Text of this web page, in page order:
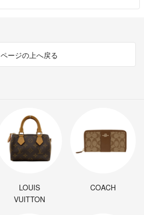
ページの上へ戻る
LOUIS
VUITTON
COACH